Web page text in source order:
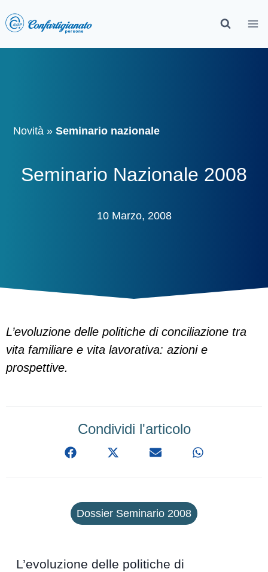
Novità »Seminario nazionale
Seminario Nazionale 2008
10 Marzo, 2008
L’evoluzione delle politiche di conciliazione tra
vita familiare e vita lavorativa: azioni e
prospettive.
Condividi l'articolo
Dossier Seminario 2008
L’evoluzione delle politiche di